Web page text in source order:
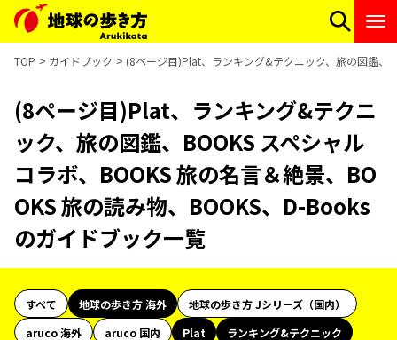
TOP ガイドブック (8ページ目)Plat、ランキング&テクニック、旅の図鑑、
(8ページ目)Plat、ランキング&テクニ
ック、旅の図鑑、BOOKS スペシャル
コラボ、BOOKS 旅の名言＆絶景、BO
OKS 旅の読み物、BOOKS、D-Books
のガイドブック一覧
すべて 地球の歩き方 海外
地球の歩き方 Jシリーズ（国内）
aruco 海外
aruco 国内 Plat
ランキング&テクニック